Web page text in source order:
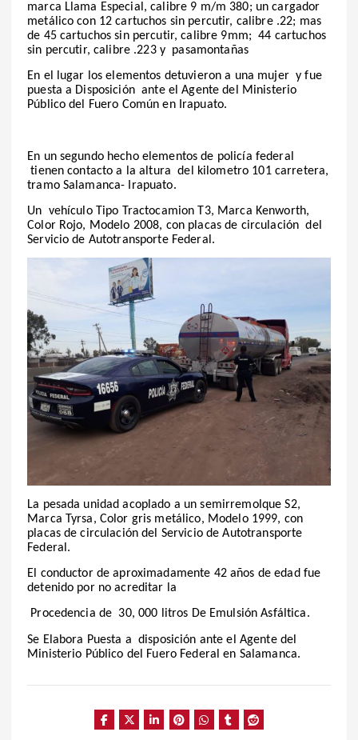
marca Llama Especial, calibre 9 m/m 380; un cargador
metálico con 12 cartuchos sin percutir, calibre .22; mas
de 45 cartuchos sin percutir, calibre 9mm; 44 cartuchos
sin percutir, calibre .223 y pasamontañas
En el lugar los elementos detuvieron a una mujer y fue
puesta a Disposición ante el Agente del Ministerio
Público del Fuero Común en Irapuato.
En un segundo hecho elementos de policía federal
tienen contacto a la altura del kilometro 101 carretera,
tramo Salamanca- Irapuato.
Un vehículo Tipo Tractocamion T3, Marca Kenworth,
Color Rojo, Modelo 2008, con placas de circulación del
Servicio de Autotransporte Federal.
La pesada unidad acoplado a un semirremolque S2,
Marca Tyrsa, Color gris metálico, Modelo 1999, con
placas de circulación del Servicio de Autotransporte
Federal.
El conductor de aproximadamente 42 años de edad fue
detenido por no acreditar la
Procedencia de 30, 000 litros De Emulsión Asfáltica.
Se Elabora Puesta a disposición ante el Agente del
Ministerio Público del Fuero Federal en Salamanca.